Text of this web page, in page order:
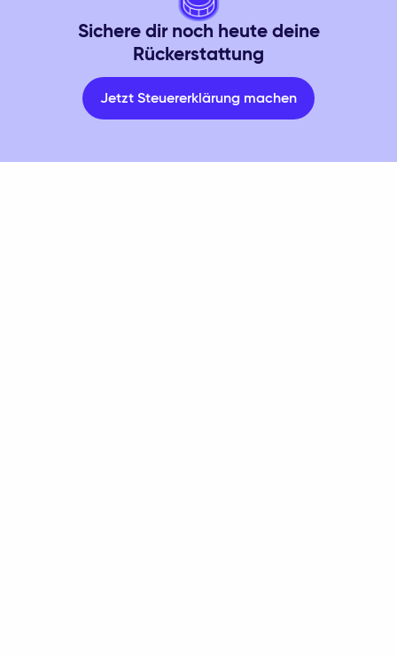
Sichere dir noch heute deine
Rückerstattung
Jetzt Steuererklärung machen